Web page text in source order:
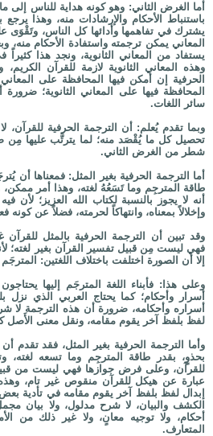
أما الغرض الثاني: وهو كونه هداية للناس إلى
باستنباط الأحكام والإرشادات منه، وهذا يرجع
يشترك في تفاهمها وأدائها كل الناس، وتَقْوَى
المعاني يمكن ترجمته واستفادة الأحكام منه،
يستفاد من المعاني الثانوية، ونجد هذا كثيراً
وهذه المعاني الثانوية لازمة للقرآن الكريم،
الحرفية إن أمكن فيها المحافظة على المعاني
المحافظة فيها على المعاني الثانوية؛
سائر اللغات.
وبما تقدم يُعلم: أن الترجمة الحرفية
تحصيل كل ما يُقْصَد منه؛ لما يترتَّب عليها مِن
شطر من الغرض الثاني.
أما الترجمة الحرفية بغير المثل: فمعناها أن
طاقة المترجِم وما تَسَعُهُ لغته، وهذا أمر
أنه لا يجوز بالنسبة لكتاب الله العزيز؛ لأن
وإخلالاً بمعناه، وانتهاكاً لحرمته، فضلاً عن كونه
وقد تبين أن الترجمة الحرفية بالمثل
فهي ليست مِن قبيل تفسير القرآن بغير لغته؛
إلا أن الصورة اختلفت باختلاف اللغتين: المترجَم
وعلى هذا: فأبناء اللغة المترجَم إليها
أسرار وأحكام؛ كما يحتاج العربي الذي
أسراره وأحكامه، ضرورة أن هذه الترجمة لا شرح
لفظ بلفظ آخر يقوم مقامه، ونقل معنى الأَصل
وأما الترجمة الحرفية بغير المثل، فقد تقدم
بحذوٍ، بقدر طاقة المترجِم وما تسعه لغته،
للقرآن، وعلى فرض جوازها فهي ليست من قبيل
عبارة عن هيكل للقرآن منقوص غير تام،
إبدال لفظ بلفظ آخر يقوم مقامه في تأدية
الكشف والبيان، لا شرح مدلول، ولا بيان
أحكام، ولا توجيه معانٍ، ولا غير ذلك من
المتعارف.